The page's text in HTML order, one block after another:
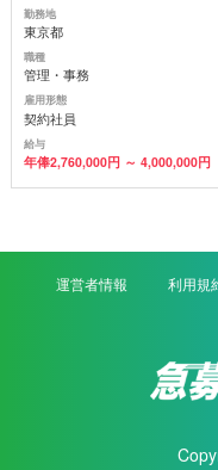
勤務地
東京都
職種
管理・事務
雇用形態
契約社員
給与
年俸2,760,000円 ～ 4,000,000円
運営者情報 利用規